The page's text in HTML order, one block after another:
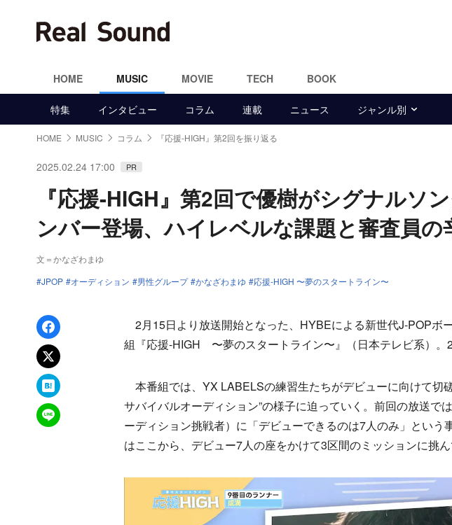
HOME MUSIC MOVIE TECH BOOK
特集 インタビュー コラム 連載 ニュース ジャンル別
HOME MUSIC コラム 『応援-HIGH』第2回を振り返る
2025.02.24 17:00 PR
『応援-HIGH』第2回で優樹がシグナル
ンバー登場、ハイレベルな課題と審査員の
文＝かなざわまゆ
JPOP
オーディション 男性グループ かなざわまゆ 応援-HIGH 〜夢のスタートライン〜
Facebookでシェア
xでポスト
はてなブックマーク
LINEで送る
2月15日より放送開始となった、HYBEによる新世代J-POPボ
組『応援-HIGH 〜夢のスタートライン〜』（日本テレビ系）。
本番組では、YX LABELSの練習生たちがデビューに向けて切
サバイバルオーディション”の様子に迫っていく。前回の放送で
ーディション挑戦者）に「デビューできるのは7人のみ」という
はここから、デビュー7人の座をかけて3区間のミッションに挑ん